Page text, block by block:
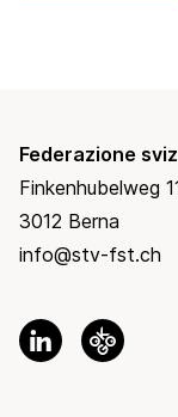
Federazione
Finkenhubelweg
3012 Berna
info@stv-fst.ch